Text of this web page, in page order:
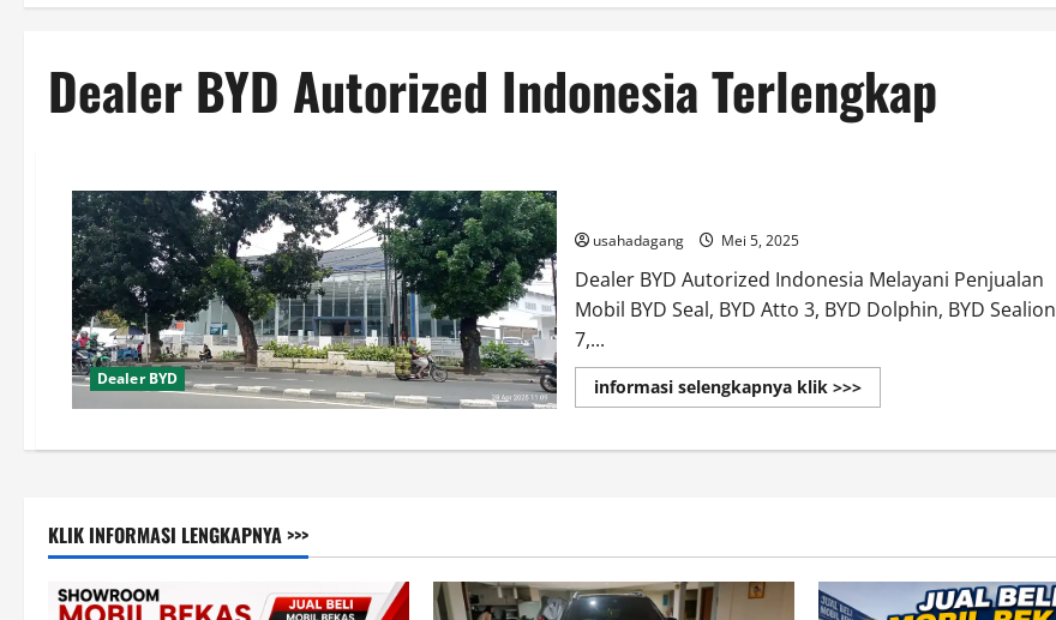
Dealer BYD Autorized Indonesia Terlengkap
Dealer BYD
usahadagang Mei 5, 2025
Dealer BYD Autorized Indonesia Melayani Penjualan
Mobil BYD Seal, BYD Atto 3, BYD Dolphin, BYD Sealion
7,...
informasi selengkapnya klik >>>Read
more
BYD
KLIK INFORMASI LENGKAPNYA >>>